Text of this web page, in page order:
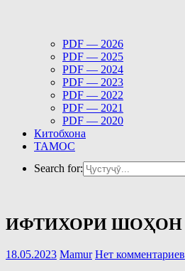
PDF — 2026
PDF — 2025
PDF — 2024
PDF — 2023
PDF — 2022
PDF — 2021
PDF — 2020
Китобхона
ТАМОС
Search for:
ИФТИХОРИ ШОҲОН
18.05.2023 Mamur Нет комментариев